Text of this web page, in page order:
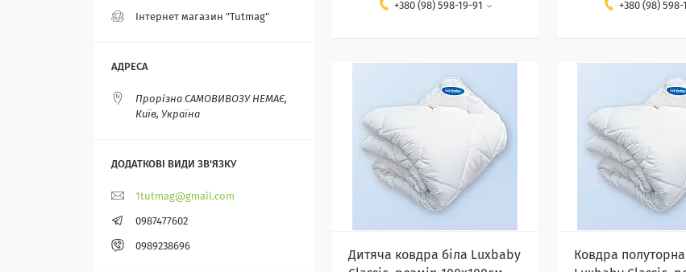
+380 (98) 598-19-91 +380 (98) 598-
Дитяча ковдра біла Luxbaby
Ковдра полуторна
Інтернет магазин "Tutmag"
Прорізна САМОВИВОЗУ НЕМАЄ,
Київ, Україна
1tutmag@gmail.com
0987477602
0989238696